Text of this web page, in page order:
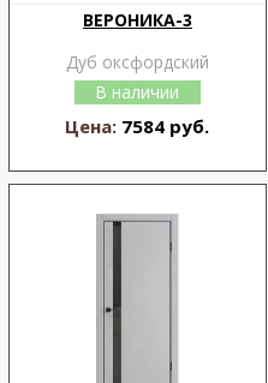
ВЕРОНИКА-3
Дуб оксфордский
В наличии
Цена: 7584 руб.